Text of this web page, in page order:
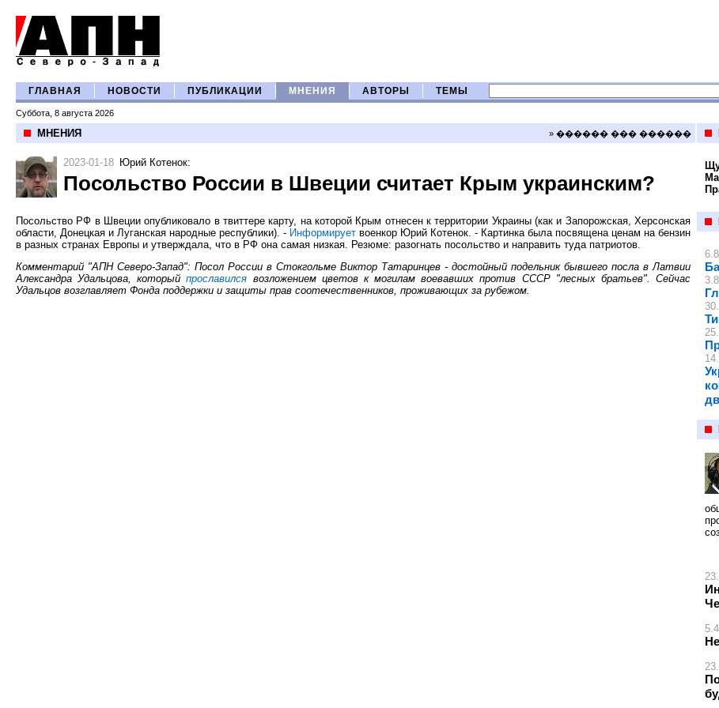
ГЛАВНАЯ НОВОСТИ ПУБЛИКАЦИИ МНЕНИЯ АВТОРЫ ТЕМЫ
Суббота, 8 августа 2026
МНЕНИЯ » ������ ��� ������
2023-01-18 Юрий Котенок:
Посольство России в Швеции считает Крым украинским?
Посольство РФ в Швеции опубликовало в твиттере карту, на которой Крым отнесен к территории Украины (как и Запорожская, Херсонская
области, Донецкая и Луганская народные республики). - Информирует военкор Юрий Котенок. - Картинка была посвящена ценам на бензин
в разных странах Европы и утверждала, что в РФ она самая низкая. Резюме: разогнать посольство и направить туда патриотов.
Комментарий "АПН Северо-Запад": Посол России в Стокгольме Виктор Татаринцев - достойный подельник бывшего посла в Латвии
Александра Удальцова, которыйпрославился возложением цветов к могилам воевавших против СССР "лесных братьев". Сейчас
Удальцов возглавляет Фонда поддержки и защиты прав соотечественников, проживающих за рубежом.